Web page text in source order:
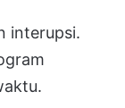
interupsi.